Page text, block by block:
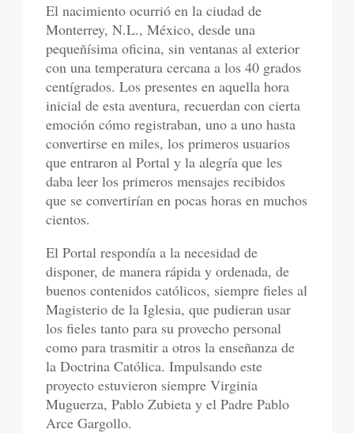
El nacimiento ocurrió en la ciudad de
Monterrey, N.L., México, desde una
pequeñísima oficina, sin ventanas al exterior
con una temperatura cercana a los 40 grados
centígrados. Los presentes en aquella hora
inicial de esta aventura, recuerdan con cierta
emoción cómo registraban, uno a uno hasta
convertirse en miles, los primeros usuarios
que entraron al Portal y la alegría que les
daba leer los primeros mensajes recibidos
que se convertirían en pocas horas en muchos
cientos.
El Portal respondía a la necesidad de
disponer, de manera rápida y ordenada, de
buenos contenidos católicos, siempre fieles al
Magisterio de la Iglesia, que pudieran usar
los fieles tanto para su provecho personal
como para trasmitir a otros la enseñanza de
la Doctrina Católica. Impulsando este
proyecto estuvieron siempre Virginia
Muguerza, Pablo Zubieta y el Padre Pablo
Arce Gargollo.